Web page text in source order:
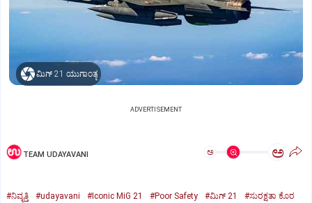
ಮಿಗ್‌ 21 ಯುಗಾಂತ್ಯ
ADVERTISEMENT
TEAM UDAYAVANI ಅ ಅ
#ನಿವೃತ್ತಿ #udayavani #Iconic MiG 21 #Poor Safety #ಮಿಗ್‌ 21
#ಸುರಕ್ಷತಾ ಕೊರ